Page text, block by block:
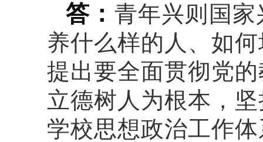
答： 青年兴则国
养什么样的人、如
提出要全面贯彻党
立德树人为根本，
学校思想政治工作